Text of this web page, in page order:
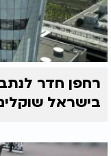
רחפן חדר
בישראל